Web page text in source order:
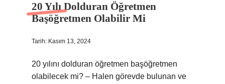
20 Yılı Dolduran Öğretmen
Başöğretmen Olabilir Mi
Tarih: Kasım 13, 2024
20 yılını dolduran öğretmen başöğretmen
olabilecek mi? – Halen görevde bulunan ve